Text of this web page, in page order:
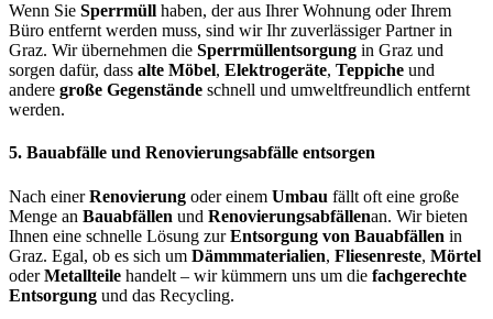
Wenn Sie Sperrmüll haben, der aus Ihrer Wohnung oder Ihrem
Büro entfernt werden muss, sind wir Ihr zuverlässiger Partner in
Graz. Wir übernehmen die Sperrmüllentsorgung in Graz und
sorgen dafür, dass alte Möbel, Elektrogeräte, Teppiche und
andere große Gegenstände schnell und umweltfreundlich entfernt
werden.
5. Bauabfälle und Renovierungsabfälle entsorgen
Nach einerRenovierung oder einem Umbau fällt oft eine große
Menge an Bauabfällen und Renovierungsabfällenan. Wir bieten
Ihnen eine schnelle Lösung zurEntsorgung von Bauabfällen in
Graz. Egal, ob es sich um Dämmmaterialien, Fliesenreste, Mörtel
oderMetallteile handelt – wir kümmern uns um die fachgerechte
Entsorgung und das Recycling.